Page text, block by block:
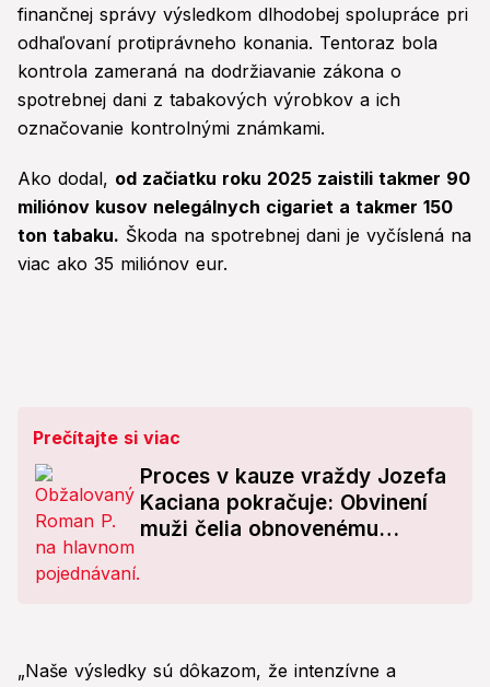
finančnej správy výsledkom dlhodobej spolupráce pri
odhaľovaní protiprávneho konania. Tentoraz bola
kontrola zameraná na dodržiavanie zákona o
spotrebnej dani z tabakových výrobkov a ich
označovanie kontrolnými známkami.
Ako dodal, od začiatku roku 2025 zaistili takmer 90
miliónov kusov nelegálnych cigariet a takmer 150
ton tabaku. Škoda na spotrebnej dani je vyčíslená na
viac ako 35 miliónov eur.
Prečítajte si viac
Proces v kauze vraždy Jozefa
Kaciana pokračuje: Obvinení
muži čelia obnovenému
„Naše výsledky sú dôkazom, že intenzívne a